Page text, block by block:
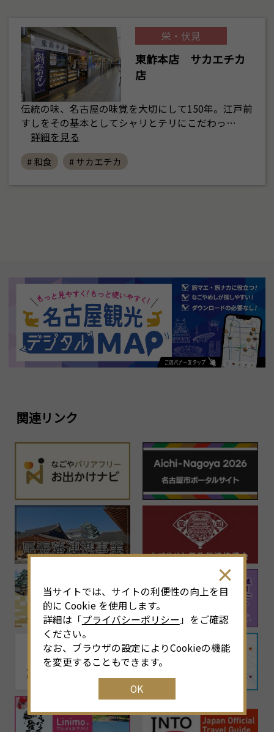
栄・伏見
東鮓本店 サカエチカ
店
伝統の味、名古屋の味覚を大切にして150年。江戸前
すしをその基本としてシャリとテリにこだわっ…
詳細を見る
# 和食 # サカエチカ
関連リンク
当サイトでは、サイトの利便性の向上を目
的に Cookie を使用します。
詳細は「プライバシーポリシー 」をご確認
ください。
なお、ブラウザの設定によりCookieの機能
を変更することもできます。
OK